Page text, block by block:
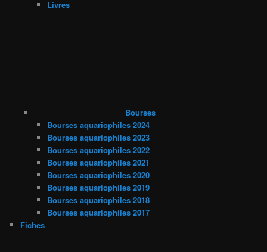
Livres
Bourses
Bourses aquariophiles 2024
Bourses aquariophiles 2023
Bourses aquariophiles 2022
Bourses aquariophiles 2021
Bourses aquariophiles 2020
Bourses aquariophiles 2019
Bourses aquariophiles 2018
Bourses aquariophiles 2017
Fiches